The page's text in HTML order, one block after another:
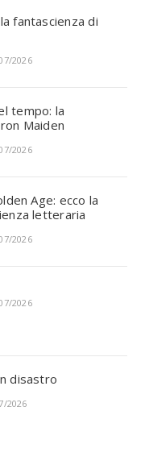
fantascienza di
2026
tempo: la
Maiden
2026
Age: ecco la
letteraria
2026
2026
disastro
2026